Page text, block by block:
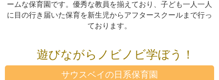
遊びながらノビノビ学ぼう！
サウスベイの日系保育園